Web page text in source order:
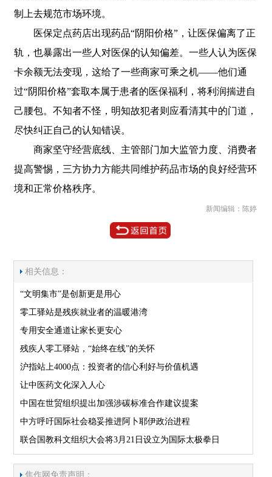
制上去规范市场环境。
医保定点药店出现药品“阴阳价格”，让医保偏离了正
轨，也暴露出一些人对医保的认知偏差。一些人认为医保
卡余额无法变现，这给了一些商家可乘之机——他们通
过“阴阳价格”套取本属于患者的医保福利，将利润揣进自
己腰包。不知者不怪，明知故犯者则应看清其中的门道，
尽快纠正自己的认知错误。
商家坚守经营底线、主管部门加大监管力度、消费者
提高警惕，三方协力方能共同维护药品市场的良好经营环
境和正常价格秩序。
新闻编辑：陈婷
相关信息：
“文明集市”是创新更是用心
零工驿站是残疾就业者的温暖港湾
专用安全通道让家长更安心
残疾人零工驿站，“始终在线”的关怀
沪指站上4000点：投资者的信心利好与价值机遇
让中医药文化深入人心
中国在世贸组织提出加强涉碳标准合作建议提案
中方呼吁国际社会稳妥推进阿卜耶伊政治进程
联合国教科文组织大会将3月21日设立为国际太极拳日
焦作网免责声明：